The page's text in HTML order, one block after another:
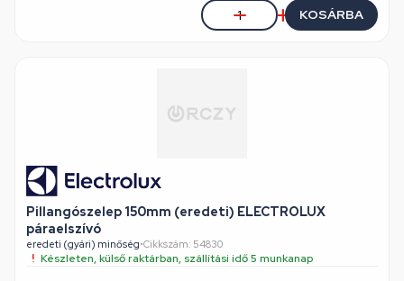
KOSÁRBA
Pillangószelep 150mm (eredeti) ELECTROLUX
páraelszívó
eredeti (gyári) minőség•Cikkszám: 54830
Készleten, külső raktárban, szállítási idő 5 munkanap